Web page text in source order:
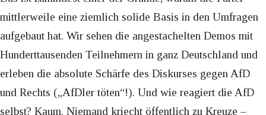
mittlerweile eine ziemlich solide Basis in den Umfragen
aufgebaut hat. Wir sehen die angestachelten Demos mit
Hunderttausenden Teilnehmern in ganz Deutschland und
erleben die absolute Schärfe des Diskurses gegen AfD
und Rechts („AfDler töten“!). Und wie reagiert die AfD
selbst? Kaum. Niemand kriecht öffentlich zu Kreuze –